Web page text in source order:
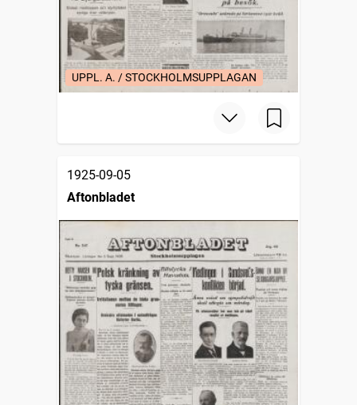
UPPL. A. / STOCKHOLMSUPPLAGAN
1925-09-05
Aftonbladet